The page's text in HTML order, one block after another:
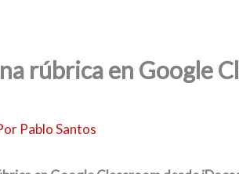
rúbrica en Google
Pablo Santos